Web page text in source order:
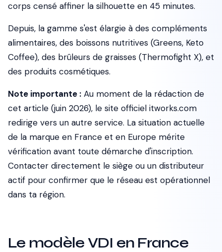
corps censé affiner la silhouette en 45 minutes.
Depuis, la gamme s'est élargie à des compléments
alimentaires, des boissons nutritives (Greens, Keto
Coffee), des brûleurs de graisses (Thermofight X), et
des produits cosmétiques.
Note importante : Au moment de la rédaction de
cet article (juin 2026), le site officiel itworks.com
redirige vers un autre service. La situation actuelle
de la marque en France et en Europe mérite
vérification avant toute démarche d'inscription.
Contacter directement le siège ou un distributeur
actif pour confirmer que le réseau est opérationnel
dans ta région.
Le modèle VDI en France